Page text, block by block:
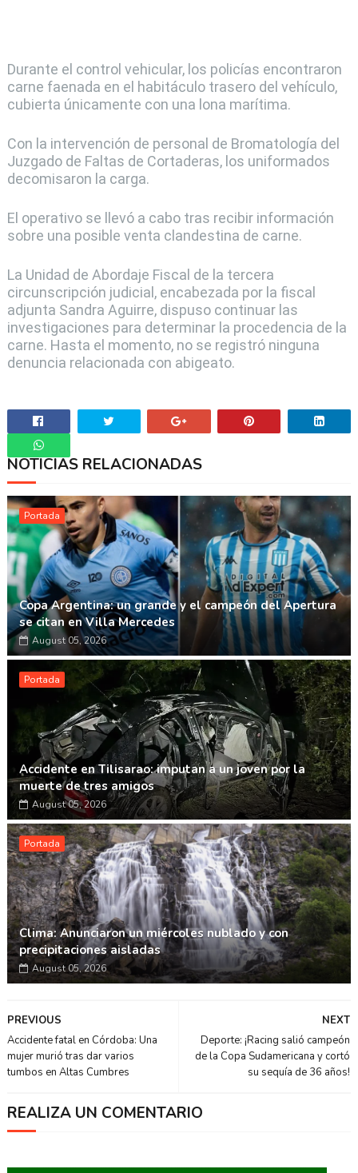
Durante el control vehicular, los policías encontraron
carne faenada en el habitáculo trasero del vehículo,
cubierta únicamente con una lona marítima.
Con la intervención de personal de Bromatología del
Juzgado de Faltas de Cortaderas, los uniformados
decomisaron la carga.
El operativo se llevó a cabo tras recibir información
sobre una posible venta clandestina de carne.
La Unidad de Abordaje Fiscal de la tercera
circunscripción judicial, encabezada por la fiscal
adjunta Sandra Aguirre, dispuso continuar las
investigaciones para determinar la procedencia de la
carne. Hasta el momento, no se registró ninguna
denuncia relacionada con abigeato.
Whatsapp
NOTICIAS RELACIONADAS
Portada
Copa Argentina: un grande y el campeón del Apertura
se citan en Villa Mercedes
August 05, 2026
Portada
Accidente en Tilisarao: imputan a un joven por la
muerte de tres amigos
August 05, 2026
Portada
Clima: Anunciaron un miércoles nublado y con
precipitaciones aisladas
August 05, 2026
NEXT
Deporte: ¡Racing salió campeón
de la Copa Sudamericana y cortó
su sequía de 36 años!
PREVIOUS
Accidente fatal en Córdoba: Una
mujer murió tras dar varios
tumbos en Altas Cumbres
REALIZA UN COMENTARIO